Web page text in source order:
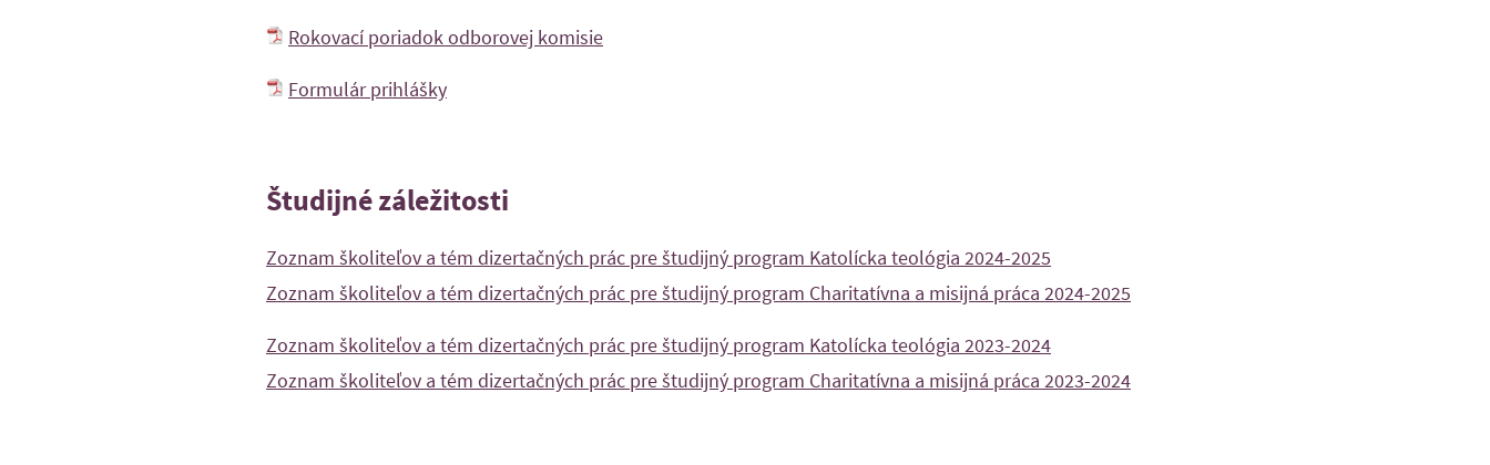
Rokovací poriadok odborovej komisie
Formulár prihlášky
Študijné záležitosti
Zoznam školiteľov a tém dizertačných prác pre študijný program Katolícka teológia 2024-2025
Zoznam školiteľov a tém dizertačných prác pre študijný program Charitatívna a misijná práca 2024-2025
Zoznam školiteľov a tém dizertačných prác pre študijný program Katolícka teológia 2023-2024
Zoznam školiteľov a tém dizertačných prác pre študijný program Charitatívna a misijná práca 2023-2024